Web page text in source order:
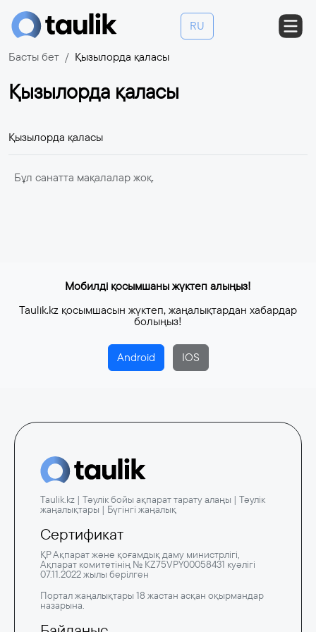
RU
Басты бет Қызылорда қаласы
Қызылорда қаласы
Қызылорда қаласы
Бұл санатта мақалалар жоқ.
Мобилді қосымшаны жүктеп алыңыз!
Taulik.kz қосымшасын жүктеп, жаңалықтардан хабардар
болыңыз!
Android IOS
Taulik.kz | Тәулік бойы ақпарат тарату алаңы | Тәулік
жаңалықтары | Бүгінгі жаңалық
Сертификат
ҚР Ақпарат және қоғамдық даму министрлігі,
Ақпарат комитетінің № KZ75VPY00058431 куәлігі
07.11.2022 жылы берілген
Портал жаңалықтары 18 жастан асқан оқырмандар
назарына.